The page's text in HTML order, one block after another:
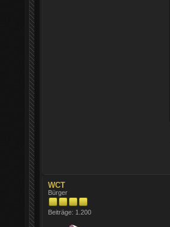
WCT
Bürger
Beiträge: 1.200